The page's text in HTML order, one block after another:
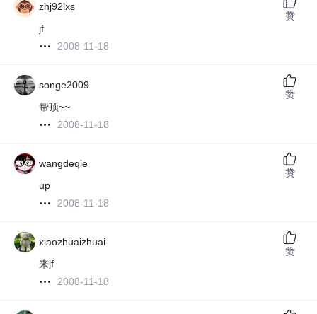
zhj92lxs
jf
2008-11-18
赞
songe2009
帮顶~~
2008-11-18
赞
wangdeqie
up
2008-11-18
赞
xiaozhuaizhuai
来jf
2008-11-18
赞